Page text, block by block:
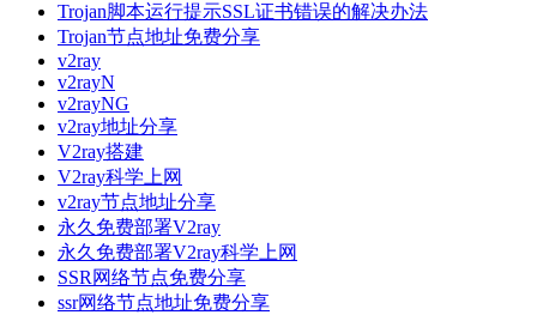
Trojan脚本运行提示SSL证书错误的解决办法
Trojan节点地址免费分享
v2ray
v2rayN
v2rayNG
v2ray地址分享
V2ray搭建
V2ray科学上网
v2ray节点地址分享
永久免费部署V2ray
永久免费部署V2ray科学上网
SSR网络节点免费分享
ssr网络节点地址免费分享